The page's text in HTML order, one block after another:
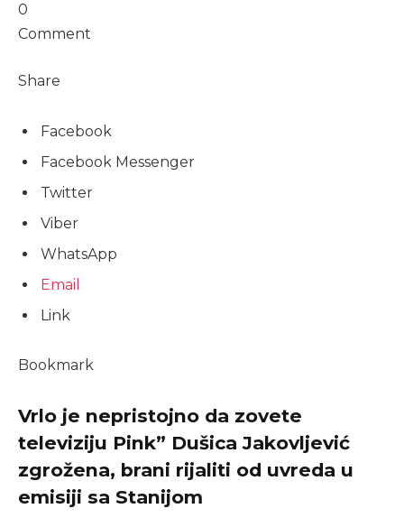
0
Comment
Share
Facebook
Facebook Messenger
Twitter
Viber
WhatsApp
Email
Link
Bookmark
Vrlo je nepristojno da zovete
televiziju Pink” Dušica Jakovljević
zgrožena, brani rijaliti od uvreda u
emisiji sa Stanijom